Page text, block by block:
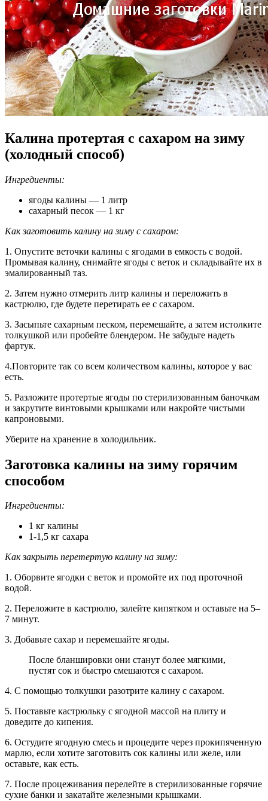
Калина протертая с сахаром на зиму
(холодный способ)
Ингредиенты:
ягоды калины — 1 литр
сахарный песок — 1 кг
Как заготовить калину на зиму с сахаром:
1. Опустите веточки калины с ягодами в емкость с водой.
Промывая калину, снимайте ягоды с веток и складывайте их в
эмалированный таз.
2. Затем нужно отмерить литр калины и переложить в
кастрюлю, где будете перетирать ее с сахаром.
3. Засыпьте сахарным песком, перемешайте, а затем истолките
толкушкой или пробейте блендером. Не забудьте надеть
фартук.
4.Повторите так со всем количеством калины, которое у вас
есть.
5. Разложите протертые ягоды по стерилизованным баночкам
и закрутите винтовыми крышками или накройте чистыми
капроновыми.
Уберите на хранение в холодильник.
Заготовка калины на зиму горячим
способом
Ингредиенты:
1 кг калины
1-1,5 кг сахара
Как закрыть перетертую калину на зиму:
1. Оборвите ягодки с веток и промойте их под проточной
водой.
2. Переложите в кастрюлю, залейте кипятком и оставьте на 5–
7 минут.
3. Добавьте сахар и перемешайте ягоды.
После бланшировки они станут более мягкими,
пустят сок и быстро смешаются с сахаром.
4. С помощью толкушки разотрите калину с сахаром.
5. Поставьте кастрюльку с ягодной массой на плиту и
доведите до кипения.
6. Остудите ягодную смесь и процедите через прокипяченную
марлю, если хотите заготовить сок калины или желе, или
оставьте, как есть.
7. После процеживания перелейте в стерилизованные горячие
сухие банки и закатайте железными крышками.